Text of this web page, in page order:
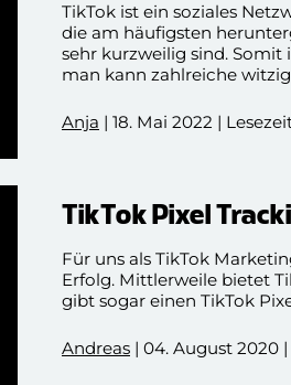
TikTok ist ein soziales
die am häufigsten
sehr kurzweilig sind.
man kann zahlreiche
auf TikTok vertreten sein.
für deine Brand, warum
Anja | 18. Mai 2022 |
TikTok Pixel
Für uns als TikTok
Erfolg. Mittlerweile bietet
gibt sogar einen TikTok
Andreas | 04. August 2020